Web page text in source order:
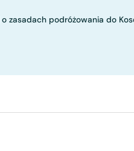
o zasadach podróżowania do